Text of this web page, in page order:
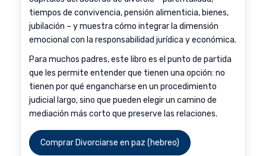
tiempos de convivencia, pensión alimenticia, bienes,
jubilación – y muestra cómo integrar la dimensión
emocional con la responsabilidad jurídica y económica.
Para muchos padres, este libro es el punto de partida
que les permite entender que tienen una opción: no
tienen por qué engancharse en un procedimiento
judicial largo, sino que pueden elegir un camino de
mediación más corto que preserve las relaciones.
Comprar Divorciarse en paz (hebreo)